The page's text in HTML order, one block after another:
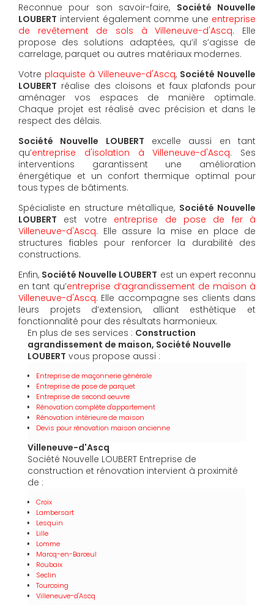
Reconnue pour son savoir-faire, Société Nouvelle
LOUBERT intervient également comme une entreprise
de revêtement de sols à Villeneuve-d'Ascq. Elle
propose des solutions adaptées, qu’il s’agisse de
carrelage, parquet ou autres matériaux modernes.
Votre plaquiste à Villeneuve-d'Ascq, Société Nouvelle
LOUBERT réalise des cloisons et faux plafonds pour
aménager vos espaces de manière optimale.
Chaque projet est réalisé avec précision et dans le
respect des délais.
Société Nouvelle LOUBERT excelle aussi en tant
qu’entreprise d'isolation à Villeneuve-d'Ascq. Ses
interventions garantissent une amélioration
énergétique et un confort thermique optimal pour
tous types de bâtiments.
Spécialiste en structure métallique, Société Nouvelle
LOUBERT est votre entreprise de pose de fer à
Villeneuve-d'Ascq. Elle assure la mise en place de
structures fiables pour renforcer la durabilité des
constructions.
Enfin, Société Nouvelle LOUBERT est un expert reconnu
en tant qu’entreprise d’agrandissement de maison à
Villeneuve-d'Ascq. Elle accompagne ses clients dans
leurs projets d’extension, alliant esthétique et
fonctionnalité pour des résultats harmonieux.
En plus de ses services : Construction
agrandissement de maison, Société Nouvelle
LOUBERT vous propose aussi :
Entreprise de maçonnerie générale
Entreprise de pose de parquet
Entreprise de second oeuvre
Rénovation complète d'appartement
Rénovation intérieure de maison
Devis pour rénovation maison ancienne
Villeneuve-d'Ascq
Société Nouvelle LOUBERT Entreprise de
construction et rénovation intervient à proximité
de :
Croix
Lambersart
Lesquin
Lille
Lomme
Marcq-en-Barœul
Roubaix
Seclin
Tourcoing
Villeneuve-d'Ascq